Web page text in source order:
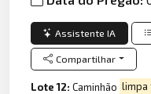
Assistente IA
Compartilhar
Lote 12:Caminhão limpa